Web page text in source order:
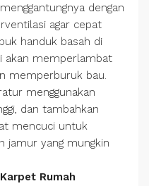
dengan
agar cepat
handuk basah di
akan memperlambat
memperburuk bau.
menggunakan
dan tambahkan
mencuci untuk
jamur yang mungkin
Rumah